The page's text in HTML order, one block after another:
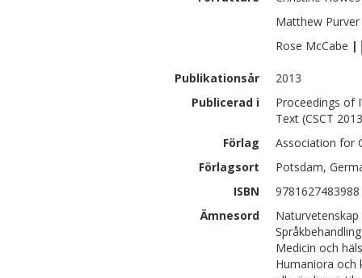
Matthew Purver
Rose McCabe |
Publikationsår
2013
Publicerad i
Proceedings of
Text (CSCT
Förlag
Association for
Förlagsort
Potsdam,
ISBN
9781627483988
Ämnesord
Medicin och
Humaniora och